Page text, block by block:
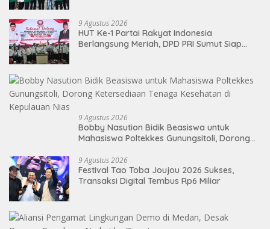
9 Agustus 2026
HUT Ke-1 Partai Rakyat Indonesia
Berlangsung Meriah, DPD PRI Sumut Siap
9 Agustus 2026
Bobby Nasution Bidik Beasiswa untuk
Mahasiswa Poltekkes Gunungsitoli, Dorong
Kepulauan Nias
9 Agustus 2026
Festival Tao Toba Joujou 2026 Sukses,
Transaksi Digital Tembus Rp6 Miliar